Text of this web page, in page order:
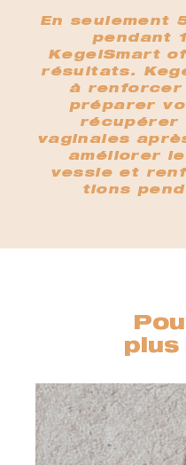
En seulement
pendant
KegelSmart
résultats.
à renforcer
préparer
récupérer
vaginales
améliorer
vessie et
tions